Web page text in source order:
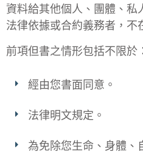
資料給其他個人、團體、私
法律依據或合約義務者，不
前項但書之情形包括不限於
經由您書面同意。
法律明文規定。
為免除您生命、身體、